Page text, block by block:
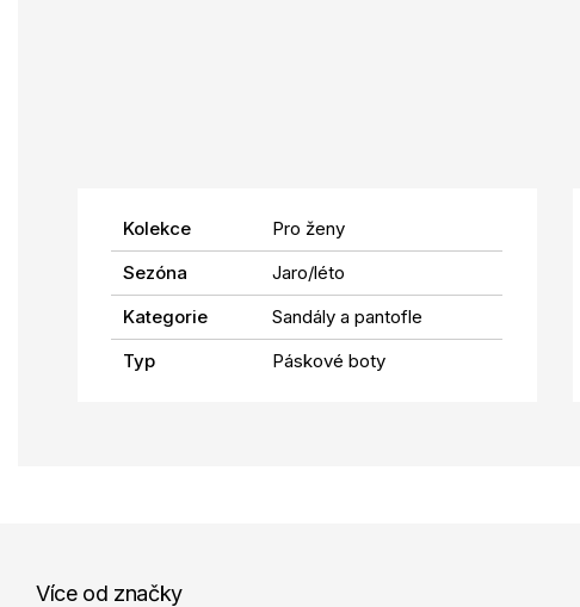
Kolekce
Pro ženy
Sezóna
Jaro/léto
Kategorie
Sandály a pantofle
Typ
Páskové boty
Více od značky